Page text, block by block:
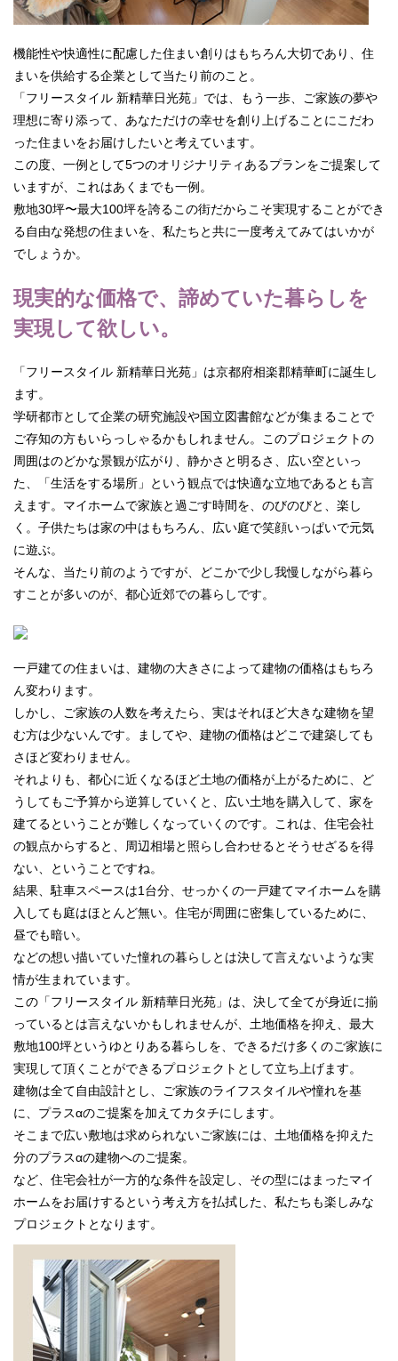
機能性や快適性に配慮した住まい創りはもちろん大切であり、住
まいを供給する企業として当たり前のこと。
「フリースタイル 新精華日光苑」では、もう一歩、ご家族の夢や
理想に寄り添って、あなただけの幸せを創り上げることにこだわ
った住まいをお届けしたいと考えています。
この度、一例として5つのオリジナリティあるプランをご提案して
いますが、これはあくまでも一例。
敷地30坪〜最大100坪を誇るこの街だからこそ実現することができ
る自由な発想の住まいを、私たちと共に一度考えてみてはいかが
でしょうか。
現実的な価格で、諦めていた暮らしを
実現して欲しい。
「フリースタイル 新精華日光苑」は京都府相楽郡精華町に誕生し
ます。
学研都市として企業の研究施設や国立図書館などが集まることで
ご存知の方もいらっしゃるかもしれません。このプロジェクトの
周囲はのどかな景観が広がり、静かさと明るさ、広い空といっ
た、「生活をする場所」という観点では快適な立地であるとも言
えます。マイホームで家族と過ごす時間を、のびのびと、楽し
く。子供たちは家の中はもちろん、広い庭で笑顔いっぱいで元気
に遊ぶ。
そんな、当たり前のようですが、どこかで少し我慢しながら暮ら
すことが多いのが、都心近郊での暮らしです。
一戸建ての住まいは、建物の大きさによって建物の価格はもちろ
ん変わります。
しかし、ご家族の人数を考えたら、実はそれほど大きな建物を望
む方は少ないんです。ましてや、建物の価格はどこで建築しても
さほど変わりません。
それよりも、都心に近くなるほど土地の価格が上がるために、ど
うしてもご予算から逆算していくと、広い土地を購入して、家を
建てるということが難しくなっていくのです。これは、住宅会社
の観点からすると、周辺相場と照らし合わせるとそうせざるを得
ない、ということですね。
結果、駐車スペースは1台分、せっかくの一戸建てマイホームを購
入しても庭はほとんど無い。住宅が周囲に密集しているために、
昼でも暗い。
などの想い描いていた憧れの暮らしとは決して言えないような実
情が生まれています。
この「フリースタイル 新精華日光苑」は、決して全てが身近に揃
っているとは言えないかもしれませんが、土地価格を抑え、最大
敷地100坪というゆとりある暮らしを、できるだけ多くのご家族に
実現して頂くことができるプロジェクトとして立ち上げます。
建物は全て自由設計とし、ご家族のライフスタイルや憧れを基
に、プラスαのご提案を加えてカタチにします。
そこまで広い敷地は求められないご家族には、土地価格を抑えた
分のプラスαの建物へのご提案。
など、住宅会社が一方的な条件を設定し、その型にはまったマイ
ホームをお届けするという考え方を払拭した、私たちも楽しみな
プロジェクトとなります。